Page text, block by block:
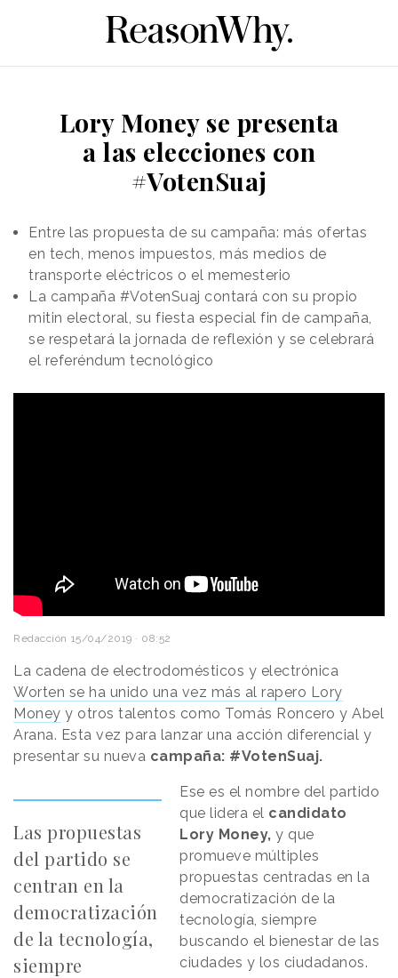
Lory Money se presenta
a las elecciones con
#VotenSuaj
Entre las propuesta de su campaña: más ofertas
en tech, menos impuestos, más medios de
transporte eléctricos o el memesterio
La campaña #VotenSuaj contará con su propio
mitin electoral, su fiesta especial fin de campaña,
se respetará la jornada de reflexión y se celebrará
el referéndum tecnológico
Redacción 15/04/2019 · 08:52
La cadena de electrodomésticos y electrónica
Worten se ha unido una vez más al rapero Lory
Money y otros talentos como Tomás Roncero y Abel
Arana. Esta vez para lanzar una acción diferencial y
presentar su nueva campaña: #VotenSuaj.
Las propuestas
del partido se
centran en la
democratización
de la tecnología,
siempre
Ese es el nombre del partido
que lidera el candidato
Lory Money,y que
promueve múltiples
propuestas centradas en la
democratización de la
tecnología, siempre
buscando el bienestar de las
ciudades y los ciudadanos.